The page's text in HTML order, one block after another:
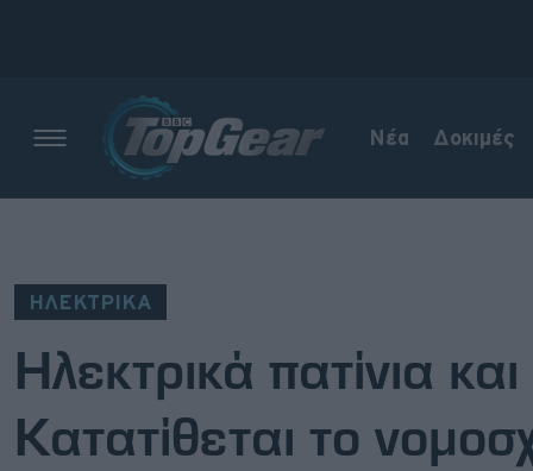
Νέα Δοκιμές
ΗΛΕΚΤΡΙΚΑ
Ηλεκτρικά πατίνια
Κατατίθεται το
Electric
Motorsport
Άποψη